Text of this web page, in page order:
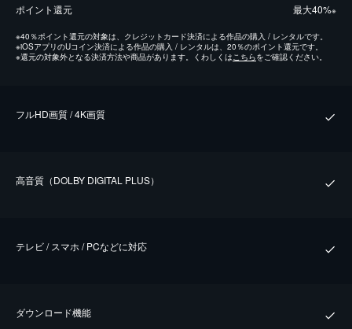
ポイント還元 最⼤40%※
※40％ポイント還元の対象は、クレジットカード決済による作品の購入 / レンタルです。
※iOSアプリのUコイン決済による作品の購入 / レンタルは、20％のポイント還元です。
※還元の対象外となる決済方法や商品があります。くわしくはこちらをご確認ください。
フルHD画質 / 4K画質
⾼⾳質（DOLBY DIGITAL PLUS）
テレビ / スマホ / PCなどに対応
ダウンロード機能